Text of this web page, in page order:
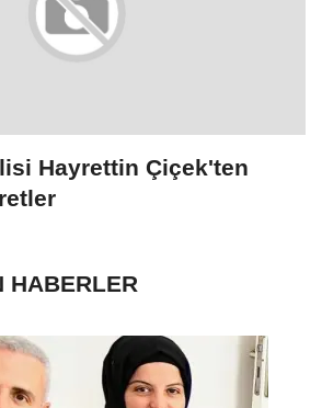
Hayrettin Çiçek'ten
HABERLER